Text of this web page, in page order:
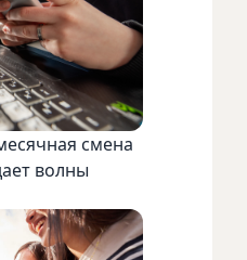
смена
волны